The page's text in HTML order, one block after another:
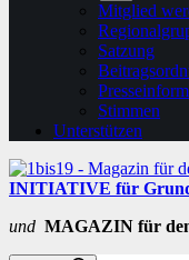
Mitglied
Satzung
Stimmen
Unterstützen
INITIATIVE für
und MAGAZIN für